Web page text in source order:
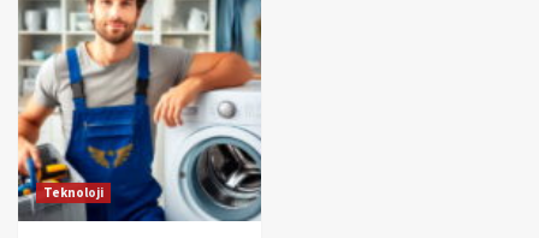
Teknoloji